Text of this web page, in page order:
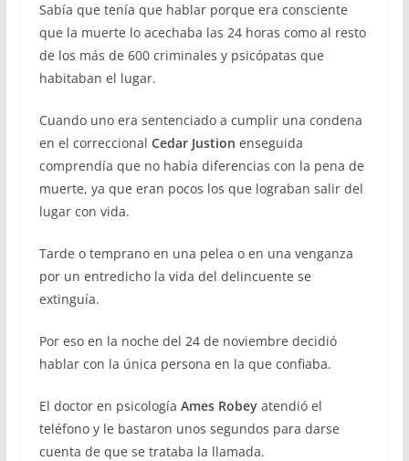
Sabía que tenía que hablar porque era consciente
que la muerte lo acechaba las 24 horas como al resto
de los más de 600 criminales y psicópatas que
habitaban el lugar.
Cuando uno era sentenciado a cumplir una condena
en el correccional Cedar Justion enseguida
comprendía que no había diferencias con la pena de
muerte, ya que eran pocos los que lograban salir del
lugar con vida.
Tarde o temprano en una pelea o en una venganza
por un entredicho la vida del delincuente se
extinguía.
Por eso en la noche del 24 de noviembre decidió
hablar con la única persona en la que confiaba.
El doctor en psicología Ames Robeyatendió el
teléfono y le bastaron unos segundos para darse
cuenta de que se trataba la llamada.